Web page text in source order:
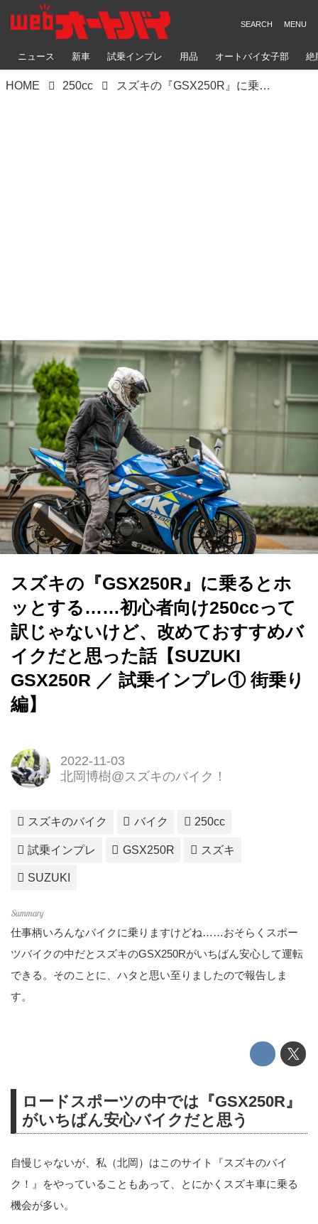
ニュース 新車 試乗インプレ 用品 オートバイ女子部 絶
HOME 250cc スズキの『GSX250R』に乗るとホッとする……初心者向け250ccって訳じゃないけど、改めておすすめバイクだと思った話【SUZUKI GSX250R ／ 試乗インプレ① 街乗り編】
スズキの『GSX250R』に乗るとホ
ッとする……初心者向け250ccって
訳じゃないけど、改めておすすめバ
イクだと思った話【SUZUKI
GSX250R ／ 試乗インプレ① 街乗り
編】
2022-11-03
北岡博樹@スズキのバイク！
スズキのバイク バイク 250cc
試乗インプレ GSX250R スズキ
SUZUKI
仕事柄いろんなバイクに乗りますけどね……おそらくスポー
ツバイクの中だとスズキのGSX250Rがいちばん安心して運転
できる。そのことに、ハタと思い至りましたので報告しま
す。
ロードスポーツの中では『GSX250R』
がいちばん安心バイクだと思う
自慢じゃないが、私（北岡）はこのサイト『スズキのバイ
ク！』をやっていることもあって、とにかくスズキ車に乗る
機会が多い。